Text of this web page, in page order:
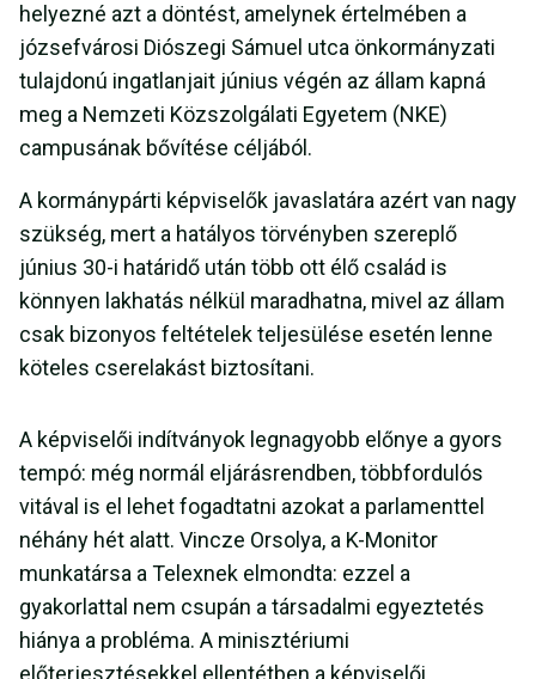
helyezné azt a döntést, amelynek értelmében a
józsefvárosi Diószegi Sámuel utca önkormányzati
tulajdonú ingatlanjait június végén az állam kapná
meg a Nemzeti Közszolgálati Egyetem (NKE)
campusának bővítése céljából.
A kormánypárti képviselők javaslatára azért van nagy
szükség, mert a hatályos törvényben szereplő
június 30-i határidő után több ott élő család is
könnyen lakhatás nélkül maradhatna, mivel az állam
csak bizonyos feltételek teljesülése esetén lenne
köteles cserelakást biztosítani.
A képviselői indítványok legnagyobb előnye a gyors
tempó: még normál eljárásrendben, többfordulós
vitával is el lehet fogadtatni azokat a parlamenttel
néhány hét alatt. Vincze Orsolya, a K-Monitor
munkatársa a Telexnek elmondta: ezzel a
gyakorlattal nem csupán a társadalmi egyeztetés
hiánya a probléma. A minisztériumi